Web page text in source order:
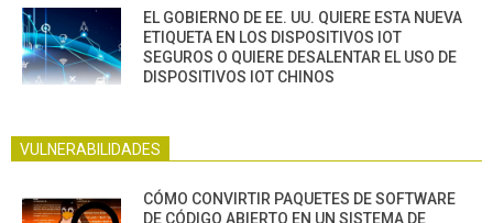
EL GOBIERNO DE EE. UU. QUIERE ESTA NUEVA
ETIQUETA EN LOS DISPOSITIVOS IOT
SEGUROS O QUIERE DESALENTAR EL USO DE
DISPOSITIVOS IOT CHINOS
VULNERABILIDADES
CÓMO CONVIRTIR PAQUETES DE SOFTWARE
DE CÓDIGO ABIERTO EN UN SISTEMA DE